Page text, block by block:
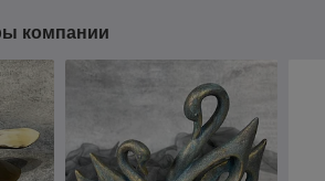
компании